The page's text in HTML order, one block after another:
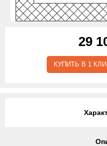
29
КУПИТЬ В 1